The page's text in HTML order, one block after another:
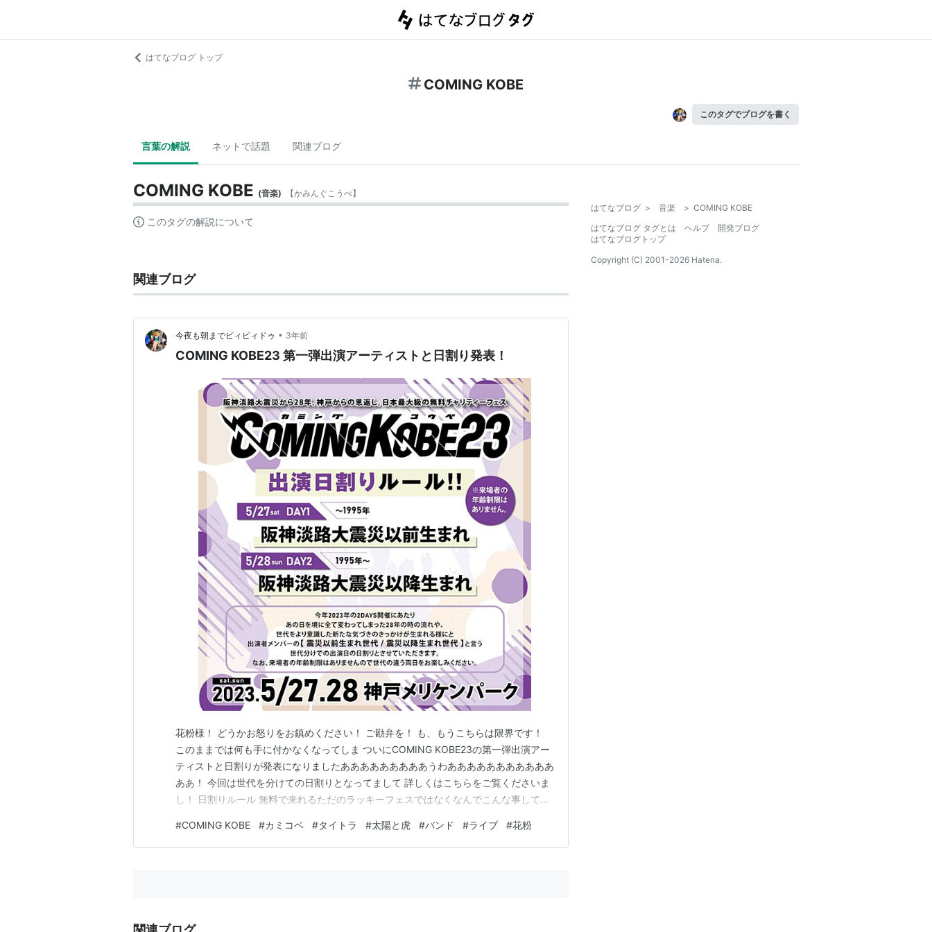
はてなブログ トップ
COMING KOBE
このタグでブログを書く
言葉の解説 ネットで話題 関連ブログ
COMING KOBE (音楽) 【かみんぐこうべ】
このタグの解説について
関連ブログ
今夜も朝までピィピィドゥ • 3年前
COMING KOBE23 第一弾出演アーティストと日割り発表！
花粉様！ どうかお怒りをお鎮めください！ ご勘弁を！ も、もうこちらは限界です！
このままでは何も手に付かなくなってしま ついにCOMING KOBE23の第一弾出演アー
ティストと日割りが発表になりましたあああああああああうわあああああああああああ
ああ！ 今回は世代を分けての日割りとなってまして 詳しくはこちらをご覧くださいま
し！ 日割りルール 無料で来れるただのラッキーフェスではなくなんでこんな事してる
そして来場者の年齢制限はありませんのでそれぞれのカミコベをお楽しみくださいね！
からの今回のカミコベに力を貸して…
#COMING KOBE #カミコベ #タイトラ #太陽と虎 #バンド #ライブ #花粉
はてなブログ > 音楽 > COMING KOBE
はてなブログ タグとは
ヘルプ
開発ブログ
はてなブログトップ
Copyright (C) 2001-2026 Hatena.